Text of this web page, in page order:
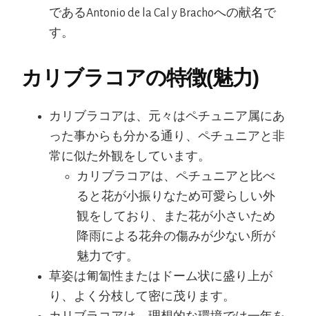
であるAntonio de la Cal y Brachoへの献名で
す。
カリブラコアの特徴(魅力)
カリブラコアは、元々はペチュニア属にあ
った事からも分かる通り、ペチュニアと非
常に似た外観をしています。
カリブラコアは、ペチュニアと比べ
ると花が小振りなため可愛らしい外
観をしており、また花が小さいため
降雨による花弁の傷みが少ない所が
魅力です。
草姿は匍匐性またはドーム状に盛り上が
り、よく分枝して密に茂ります。